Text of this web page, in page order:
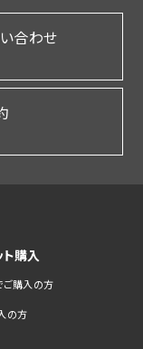
合わせ
ト購入
ご購入の方
の方